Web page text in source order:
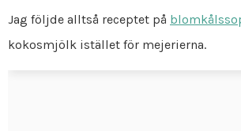
Jag följde alltså receptet på
kokosmjölk istället för mejerierna.